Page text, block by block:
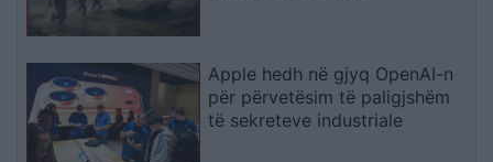
Apple hedh në gjyq OpenAI-n
për përvetësim të paligjshëm
të sekreteve industriale